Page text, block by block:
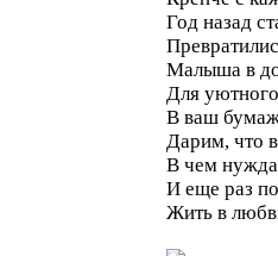
Год назад
Малыша в
Для
В ваш
Дарим, что
В чем
И еще раз
Жить в